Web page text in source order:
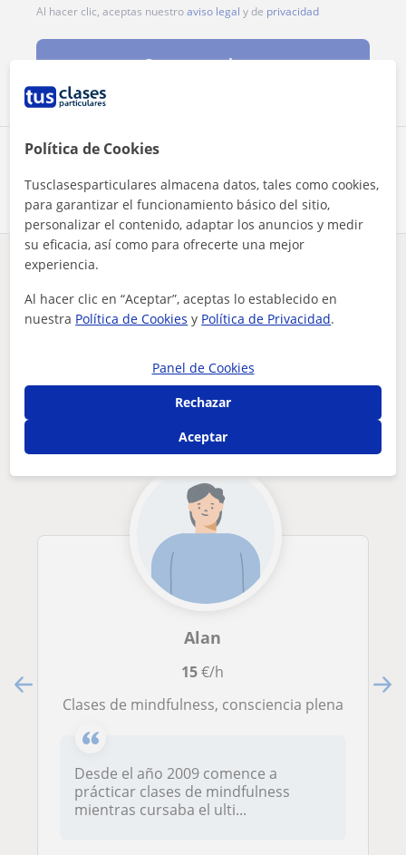
Comparte a este profesor
Al hacer clic, aceptas nuestroaviso legal y de privacidad
Contactar ahora
¿Hay algún error en este perfil?
Tus clases particulares Mindfulness La Rioja
Logroño
Otros profesores de Mindfulness en
Logroño que pueden interesarte
Alan
15€/h
Clases de mindfulness, consciencia plena
Desde el año 2009 comence a
prácticar clases de mindfulness
mientras cursaba el ulti...
Política de Cookies
Tusclasesparticulares almacena datos, tales como cookies,
para garantizar el funcionamiento básico del sitio,
personalizar el contenido, adaptar los anuncios y medir
su eficacia, así como para ofrecerte una mejor
experiencia.
Al hacer clic en “Aceptar”, aceptas lo establecido en
nuestra Política de Cookies y Política de Privacidad.
Panel de Cookies
Rechazar
Aceptar